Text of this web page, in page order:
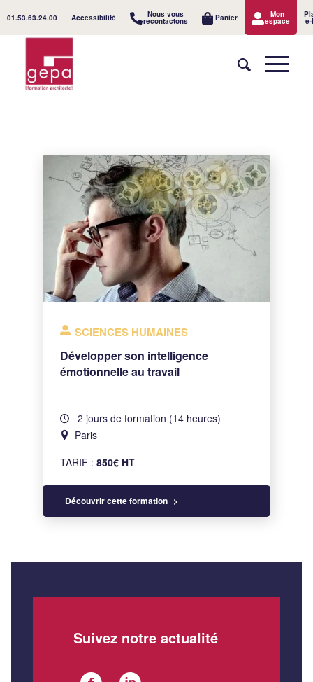
01.53.63.24.00 Accessibilité Nous vous
recontactons Panier Mon
espace
SCIENCES HUMAINES
Développer son intelligence
émotionnelle au travail
2 jours de formation (14 heures)
Paris
TARIF :850€ HT
Découvrir cette formation
Suivez notre actualité